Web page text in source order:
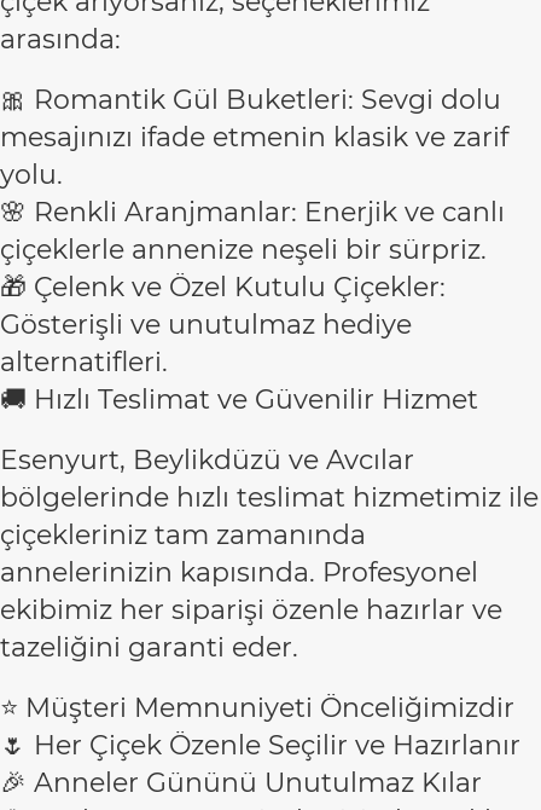
arasında:
🎀 Romantik Gül Buketleri: Sevgi dolu
mesajınızı ifade etmenin klasik ve zarif
yolu.
🌸 Renkli Aranjmanlar: Enerjik ve canlı
çiçeklerle annenize neşeli bir sürpriz.
🎁 Çelenk ve Özel Kutulu Çiçekler:
Gösterişli ve unutulmaz hediye
alternatifleri.
🚚 Hızlı Teslimat ve Güvenilir Hizmet
Esenyurt, Beylikdüzü ve Avcılar
bölgelerinde hızlı teslimat hizmetimiz ile
çiçekleriniz tam zamanında
annelerinizin kapısında. Profesyonel
ekibimiz her siparişi özenle hazırlar ve
tazeliğini garanti eder.
⭐ Müşteri Memnuniyeti Önceliğimizdir
🌷 Her Çiçek Özenle Seçilir ve Hazırlanır
🎉 Anneler Gününü Unutulmaz Kılar